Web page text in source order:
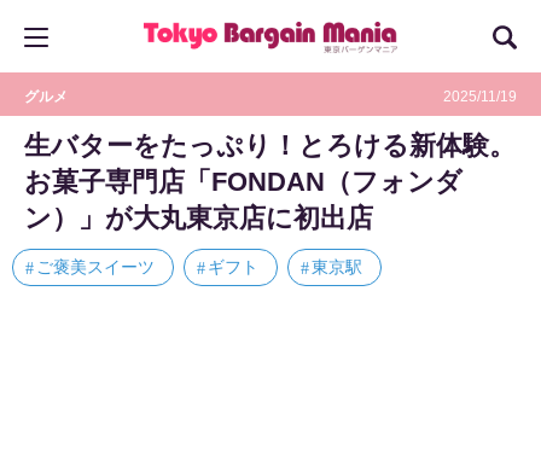
グルメ 2025/11/19
生バターをたっぷり！とろける新体験。
お菓子専門店「FONDAN（フォンダ
ン）」が大丸東京店に初出店
ご褒美スイーツ ギフト 東京駅